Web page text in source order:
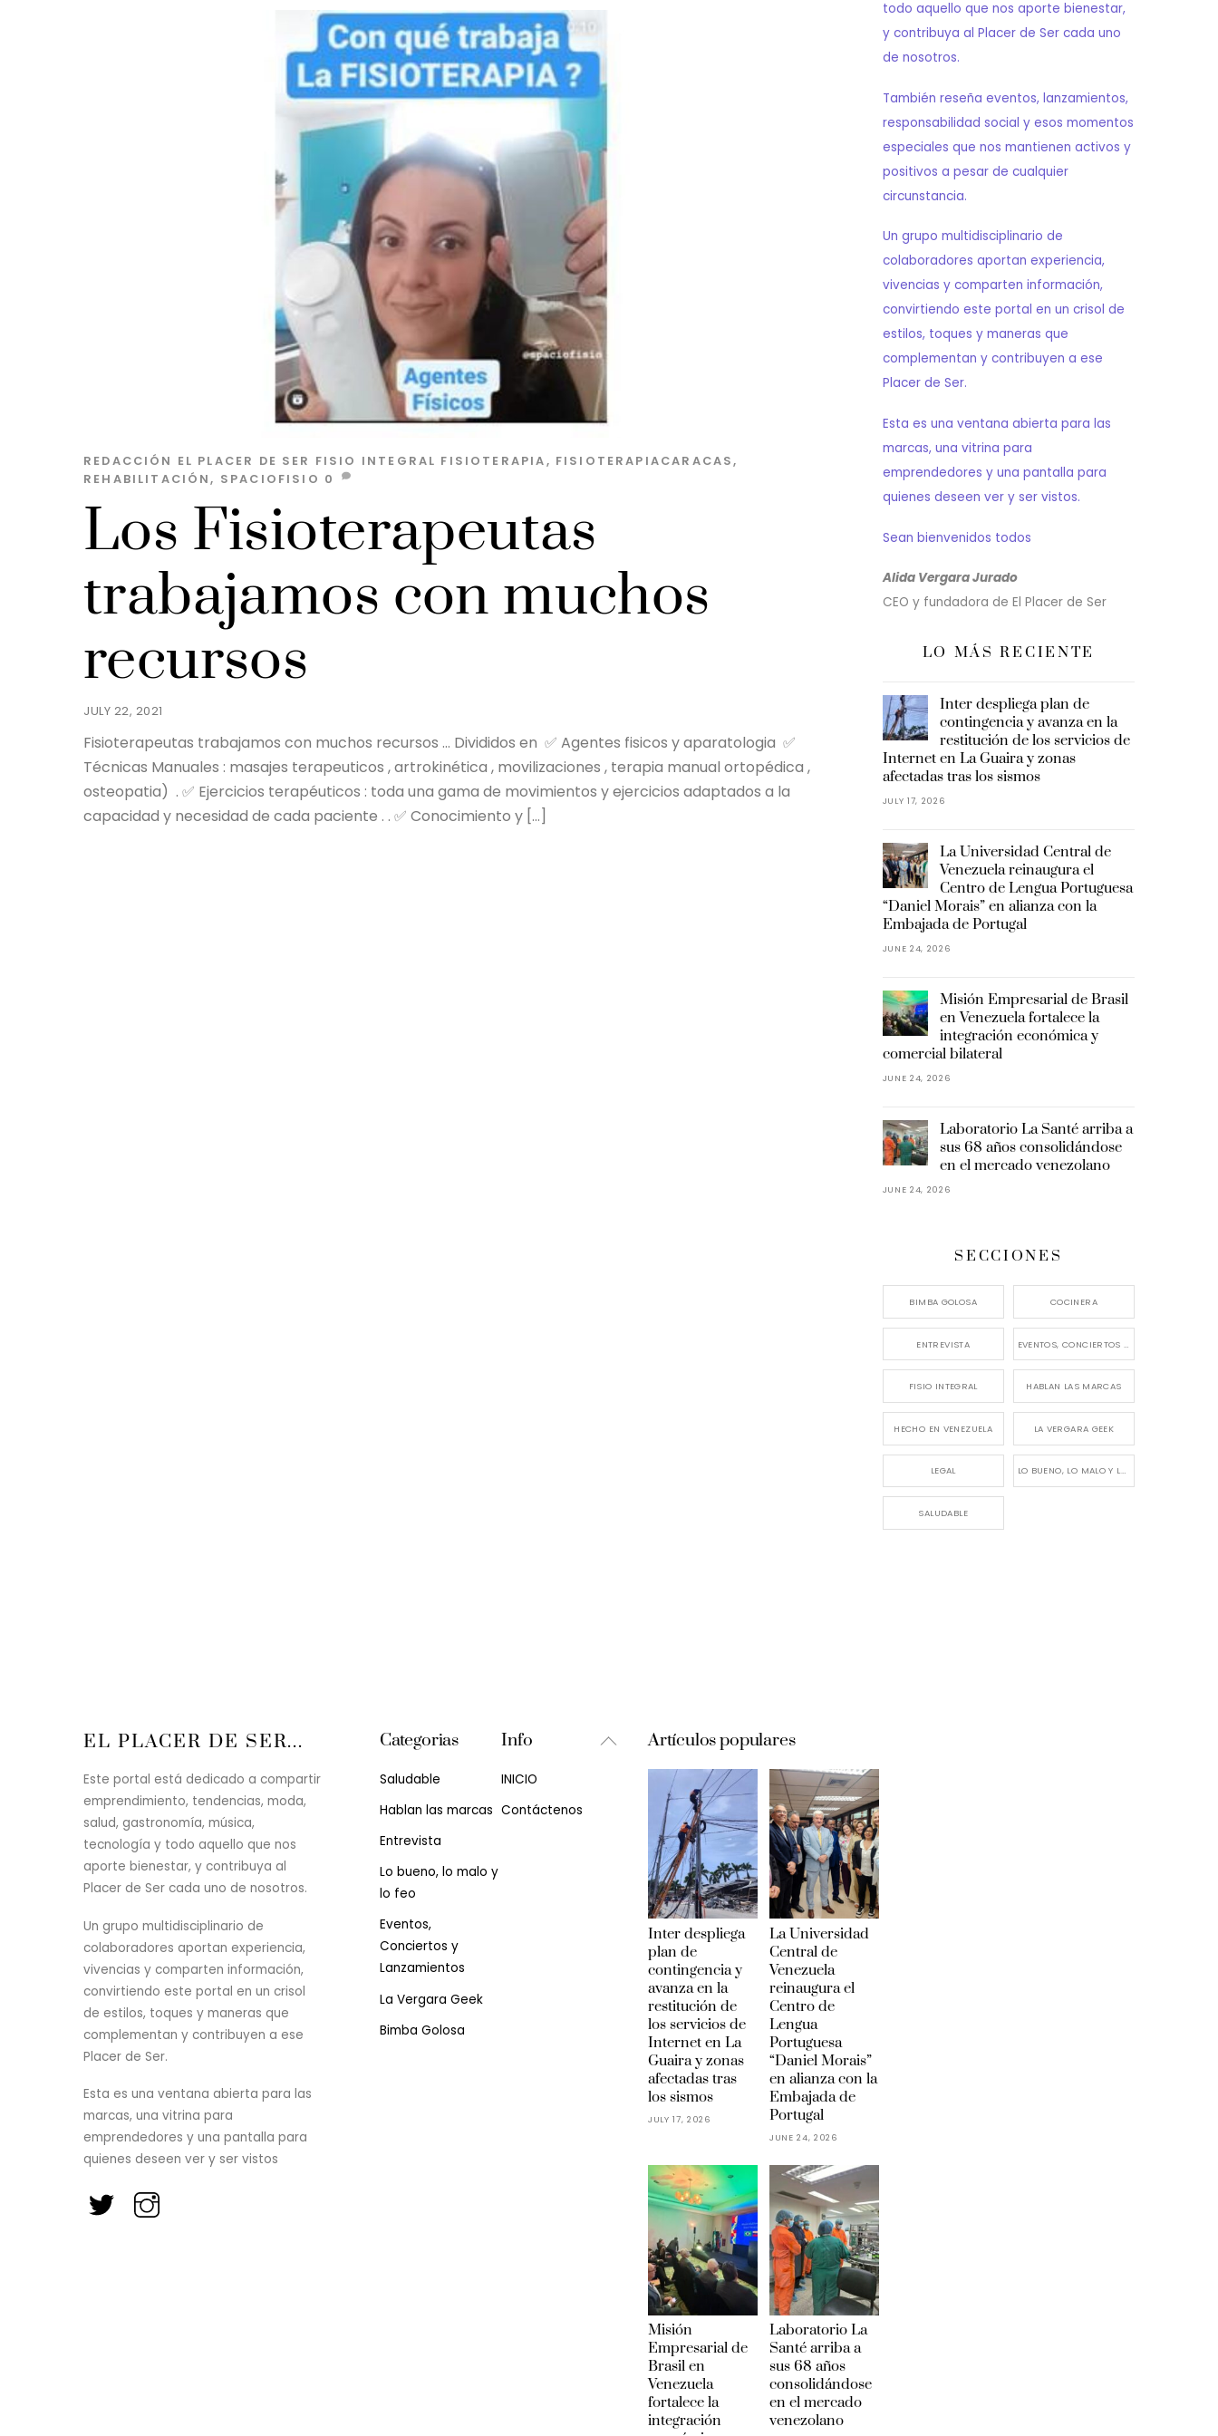
JULY 22, 2021
Los Fisioterapeutas
trabajamos con muchos
recursos
REDACCIÓN EL PLACER DE SER FISIO INTEGRAL FISIOTERAPIA, FISIOTERAPIACARACAS,
REHABILITACIÓN, SPACIOFISIO 0
Fisioterapeutas trabajamos con muchos recursos … Divididos en ✅ Agentes fisicos y aparatologia ✅
Técnicas Manuales : masajes terapeuticos , artrokinética , movilizaciones , terapia manual ortopédica ,
osteopatia) . ✅ Ejercicios terapéuticos : toda una gama de movimientos y ejercicios adaptados a la
capacidad y necesidad de cada paciente . . ✅ Conocimiento y […]
todo aquello que nos aporte bienestar,
y contribuya al Placer de Ser cada uno
de nosotros.
También reseña eventos, lanzamientos,
responsabilidad social y esos momentos
especiales que nos mantienen activos y
positivos a pesar de cualquier
circunstancia.
Un grupo multidisciplinario de
colaboradores aportan experiencia,
vivencias y comparten información,
convirtiendo este portal en un crisol de
estilos, toques y maneras que
complementan y contribuyen a ese
Placer de Ser.
Esta es una ventana abierta para las
marcas, una vitrina para
emprendedores y una pantalla para
quienes deseen ver y ser vistos.
Sean bienvenidos todos
Alida Vergara Jurado
CEO y fundadora de El Placer de Ser
LO MÁS RECIENTE
Inter despliega plan de
contingencia y avanza en la
restitución de los servicios de
Internet en La Guaira y zonas
afectadas tras los sismos
JULY 17, 2026
La Universidad Central de
Venezuela reinaugura el
Centro de Lengua Portuguesa
“Daniel Morais” en alianza con la
Embajada de Portugal
JUNE 24, 2026
Misión Empresarial de Brasil
en Venezuela fortalece la
integración económica y
comercial bilateral
JUNE 24, 2026
Laboratorio La Santé arriba a
sus 68 años consolidándose
en el mercado venezolano
JUNE 24, 2026
SECCIONES
BIMBA GOLOSA COCINERA
ENTREVISTA
FISIO INTEGRAL HABLAN LAS MARCAS
HECHO EN VENEZUELA LA VERGARA GEEK
LEGAL LO BUENO, LO MALO Y LO FEO
SALUDABLE
Back
EL PLACER DE SER...
Este portal está dedicado a compartir
emprendimiento, tendencias, moda,
salud, gastronomía, música,
tecnología y todo aquello que nos
aporte bienestar, y contribuya al
Placer de Ser cada uno de nosotros.
Un grupo multidisciplinario de
colaboradores aportan experiencia,
vivencias y comparten información,
convirtiendo este portal en un crisol
de estilos, toques y maneras que
complementan y contribuyen a ese
Placer de Ser.
Esta es una ventana abierta para las
marcas, una vitrina para
emprendedores y una pantalla para
quienes deseen ver y ser vistos
Categorias
Saludable
Hablan las marcas
Entrevista
Lo bueno, lo malo y
lo feo
Eventos,
Conciertos y
Lanzamientos
La Vergara Geek
Bimba Golosa
Info
INICIO
Contáctenos
Artículos populares
Inter despliega
plan de
contingencia y
avanza en la
restitución de
los servicios de
Internet en La
Guaira y zonas
afectadas tras
los sismos
JULY 17, 2026
La Universidad
Central de
Venezuela
reinaugura el
Centro de
Lengua
Portuguesa
“Daniel Morais”
en alianza con la
Embajada de
Portugal
JUNE 24, 2026
Misión
Empresarial de
Brasil en
Venezuela
fortalece la
integración
Laboratorio La
Santé arriba a
sus 68 años
consolidándose
en el mercado
venezolano